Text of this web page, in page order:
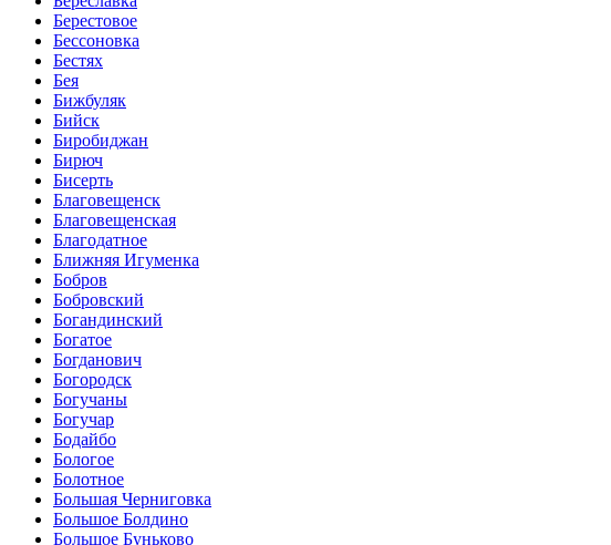
Берестовое
Бессоновка
Бестях
Бея
Бижбуляк
Бийск
Биробиджан
Бирюч
Бисерть
Благовещенск
Благовещенская
Благодатное
Ближняя Игуменка
Бобров
Бобровский
Богандинский
Богатое
Богданович
Богородск
Богучаны
Богучар
Бодайбо
Бологое
Болотное
Большая Черниговка
Большое Болдино
Большое Буньково